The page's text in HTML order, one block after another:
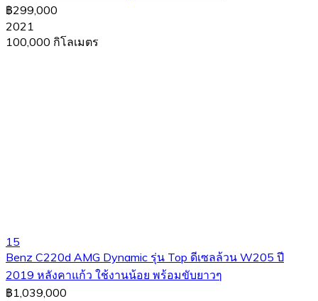
฿299,000
2021
100,000 กิโลเมตร
15
Benz C220d AMG Dynamic รุ่น Top ดีเซลล้วน W205 ปี
2019 หลังคาแก้ว ใช้งานน้อย พร้อมขับยาวๆ
฿1,039,000